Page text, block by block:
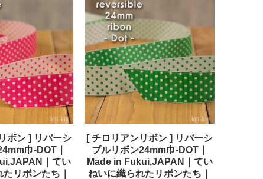
ボン ] リバーシ
巾-DOT｜
｜てい
リボンたち｜
[ チロリアンリボン ] リバーシ
ブルリボン24mm巾-DOT｜
Made in Fukui,JAPAN｜てい
ねいに織られたリボンたち｜